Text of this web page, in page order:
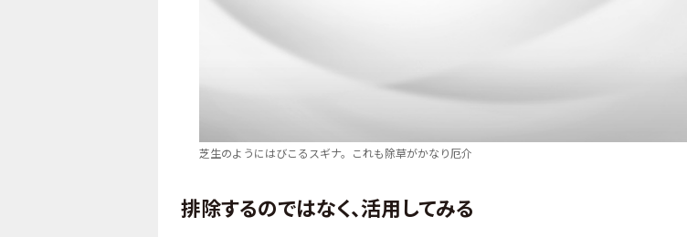
芝生のようにはびこるスギナ。これも除草がかなり厄介
排除するのではなく、活用してみる